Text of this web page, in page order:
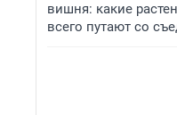
вишня: какие
всего путают со